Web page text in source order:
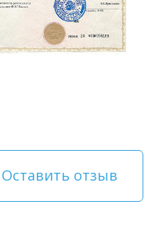
Оставить отзыв